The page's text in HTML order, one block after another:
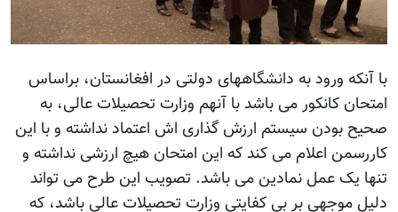
با آنکه ورود به دانشگاههای دولتی در افغانستان، براساس
امتحان کانکور می باشد با آنهم وزارت تحصیلات عالی، به
صحیح بودن سیستم ارزش گذاری اش اعتماد نداشته و با این
کاررسمن اعلام می کند که این امتحان هیچ ارزشی نداشته و
تنها یک عمل نمادین می باشد. تصویب این طرح می تواند
دلیل موجهی بر بی کفایتی وزارت تحصیلات عالی باشد، که